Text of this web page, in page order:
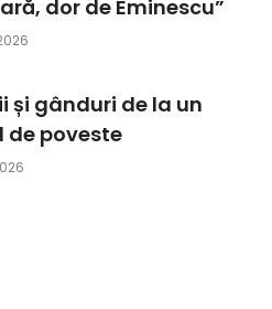
dor de Eminescu”
și gânduri de la un
de poveste